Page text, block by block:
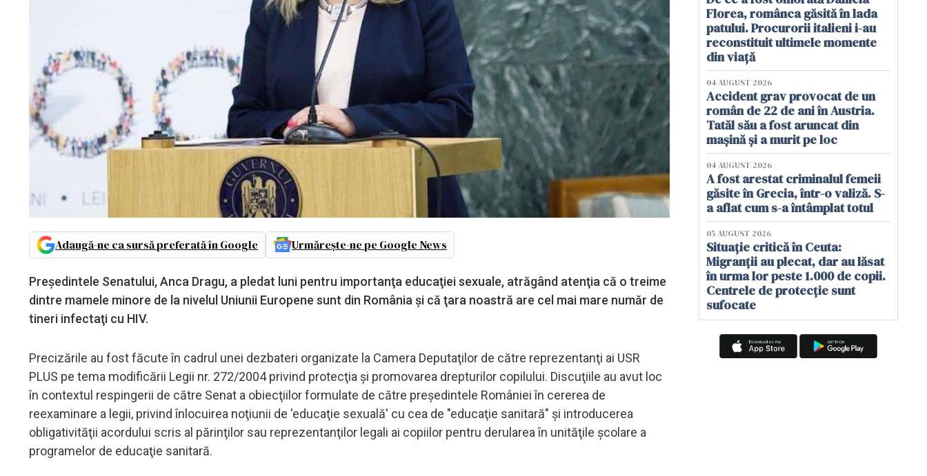
Adaugă-ne ca sursă preferată în Google Urmărește-ne pe Google News
Preşedintele Senatului, Anca Dragu, a pledat luni pentru importanţa educaţiei sexuale, atrăgând atenţia că o treime
dintre mamele minore de la nivelul Uniunii Europene sunt din România şi că ţara noastră are cel mai mare număr de
tineri infectaţi cu HIV.
Precizările au fost făcute în cadrul unei dezbateri organizate la Camera Deputaţilor de către reprezentanţi ai USR
PLUS pe tema modificării Legii nr. 272/2004 privind protecţia şi promovarea drepturilor copilului. Discuţiile au avut loc
în contextul respingerii de către Senat a obiecţiilor formulate de către preşedintele României în cererea de
reexaminare a legii, privind înlocuirea noţiunii de 'educaţie sexuală' cu cea de "educaţie sanitară" şi introducerea
obligativităţii acordului scris al părinţilor sau reprezentanţilor legali ai copiilor pentru derularea în unităţile şcolare a
programelor de educaţie sanitară.
Florea, românca găsită în lada
patului. Procurorii italieni i-au
reconstituit ultimele momente
din viață
04 AUGUST 2026
Accident grav provocat de un
român de 22 de ani în Austria.
Tatăl său a fost aruncat din
mașină și a murit pe loc
04 AUGUST 2026
A fost arestat criminalul femeii
găsite în Grecia, într-o valiză. S-
a aflat cum s-a întâmplat totul
05 AUGUST 2026
Situație critică în Ceuta:
Migranții au plecat, dar au lăsat
în urma lor peste 1.000 de copii.
Centrele de protecție sunt
sufocate